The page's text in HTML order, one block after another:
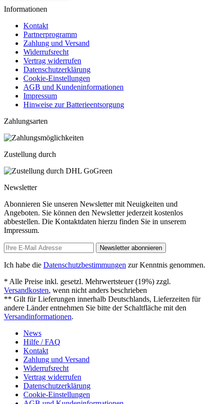
Informationen
Kontakt
Partnerprogramm
Zahlung und Versand
Widerrufsrecht
Vertrag widerrufen
Datenschutzerklärung
Cookie-Einstellungen
AGB und Kundeninformationen
Impressum
Hinweise zur Batterieentsorgung
Zahlungsarten
Zustellung durch
Newsletter
Abonnieren Sie unseren Newsletter mit Neuigkeiten und
Angeboten. Sie können den Newsletter jederzeit kostenlos
abbestellen. Die Kontaktdaten hierzu finden Sie in unserem
Impressum.
Newsletter abonnieren
Ich habe die Datenschutzbestimmungen zur Kenntnis genommen.
* Alle Preise inkl. gesetzl. Mehrwertsteuer (19%) zzgl.
Versandkosten, wenn nicht anders beschrieben
** Gilt für Lieferungen innerhalb Deutschlands, Lieferzeiten für
andere Länder entnehmen Sie bitte der Schaltfläche mit den
Versandinformationen.
News
Hilfe / FAQ
Kontakt
Zahlung und Versand
Widerrufsrecht
Vertrag widerrufen
Datenschutzerklärung
Cookie-Einstellungen